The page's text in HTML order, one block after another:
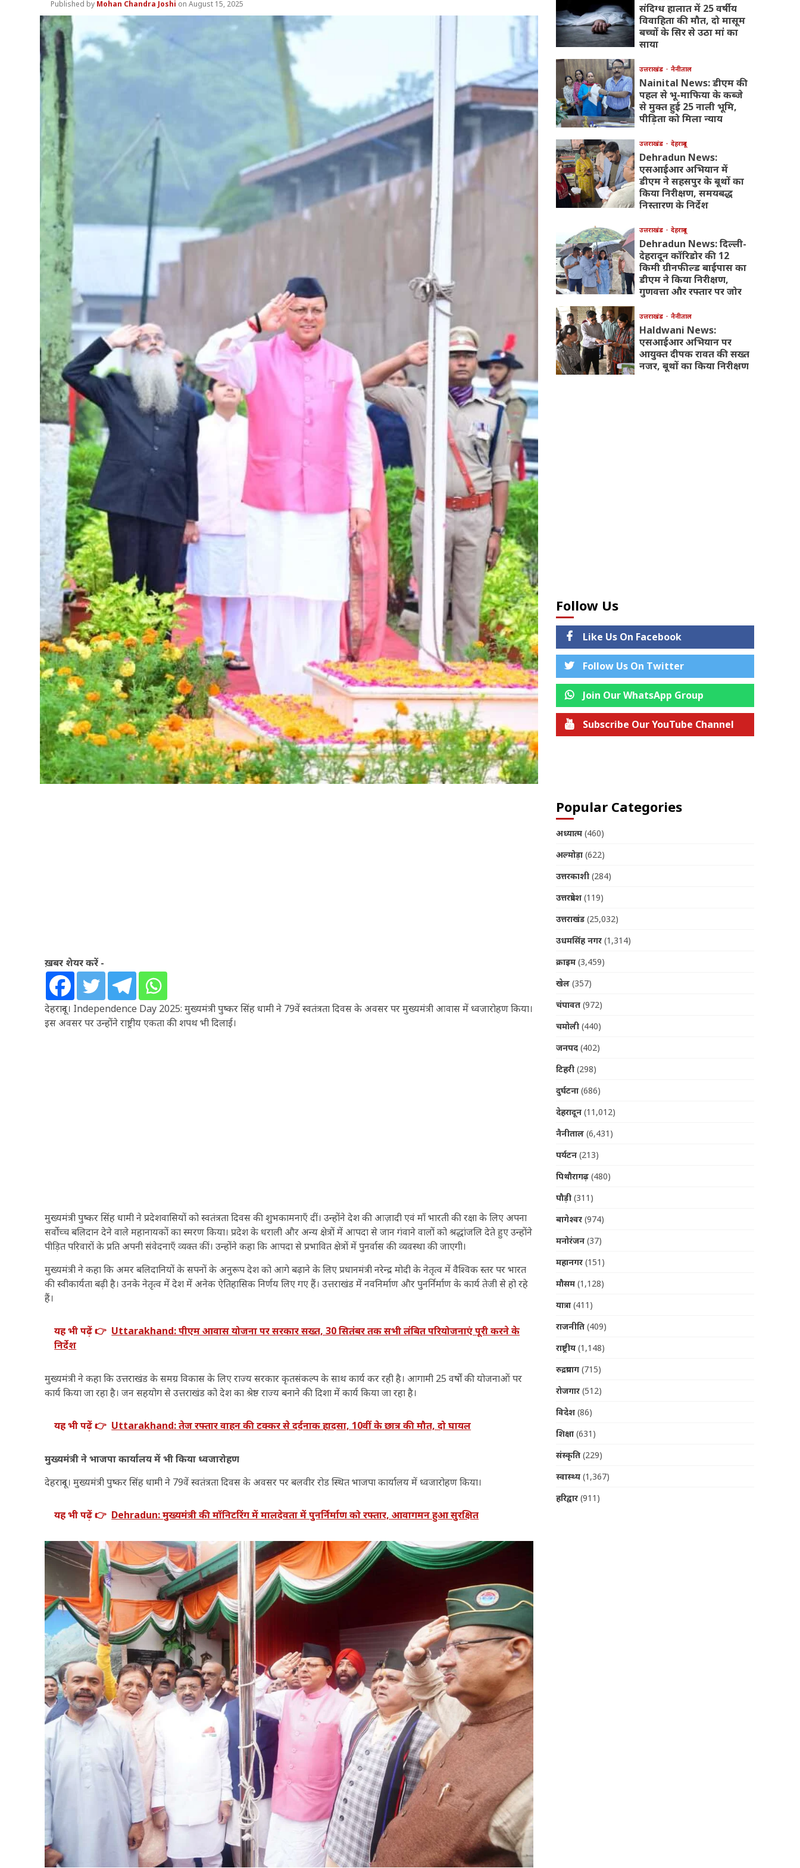
Mohan Chandra Joshi August 15, 2025
ख़बर शेयर करें -
देहरादून। Independence Day 2025: मुख्यमंत्री पुष्कर सिंह धामी ने 79वें स्वतंत्रता दिवस के अवसर पर मुख्यमंत्री आवास में ध्वजारोहण किया।
इस अवसर पर उन्होंने राष्ट्रीय एकता की शपथ भी दिलाई।
मुख्यमंत्री पुष्कर सिंह धामी ने प्रदेशवासियों को स्वतंत्रता दिवस की शुभकामनाएँ दीं। उन्होंने देश की आज़ादी एवं माँ भारती की रक्षा के लिए अपना
सर्वोच्च बलिदान देने वाले महानायकों का स्मरण किया। प्रदेश के धराली और अन्य क्षेत्रों में आपदा से जान गंवाने वालों को श्रद्धांजलि देते हुए उन्होंने
पीड़ित परिवारों के प्रति अपनी संवेदनाएँ व्यक्त कीं। उन्होंने कहा कि आपदा से प्रभावित क्षेत्रों में पुनर्वास की व्यवस्था की जाएगी।
मुख्यमंत्री ने कहा कि अमर बलिदानियों के सपनों के अनुरूप देश को आगे बढ़ाने के लिए प्रधानमंत्री नरेन्द्र मोदी के नेतृत्व में वैश्विक स्तर पर भारत
की स्वीकार्यता बढ़ी है। उनके नेतृत्व में देश में अनेक ऐतिहासिक निर्णय लिए गए हैं। उत्तराखंड में नवनिर्माण और पुनर्निर्माण के कार्य तेजी से हो रहे
हैं।
यह भी पढ़ें 👉 Uttarakhand: पीएम आवास योजना पर सरकार सख्त, 30 सितंबर तक सभी लंबित परियोजनाएं पूरी करने के
निर्देश
मुख्यमंत्री ने कहा कि उत्तराखंड के समग्र विकास के लिए राज्य सरकार कृतसंकल्प के साथ कार्य कर रही है। आगामी 25 वर्षों की योजनाओं पर
कार्य किया जा रहा है। जन सहयोग से उत्तराखंड को देश का श्रेष्ठ राज्य बनाने की दिशा में कार्य किया जा रहा है।
यह भी पढ़ें 👉 Uttarakhand: तेज रफ्तार वाहन की टक्कर से दर्दनाक हादसा, 10वीं के छात्र की मौत, दो घायल
मुख्यमंत्री ने भाजपा कार्यालय में भी किया ध्वजारोहण
देहरादून। मुख्यमंत्री पुष्कर सिंह धामी ने 79वें स्वतंत्रता दिवस के अवसर पर बलवीर रोड स्थित भाजपा कार्यालय में ध्वजारोहण किया।
यह भी पढ़ें 👉 Dehradun: मुख्यमंत्री की मॉनिटरिंग में मालदेवता में पुनर्निर्माण को रफ्तार, आवागमन हुआ सुरक्षित
संदिग्ध हालात में 25 वर्षीय
विवाहिता की मौत, दो मासूम
बच्चों के सिर से उठा मां का
साया
उत्तराखंड नैनीताल
Nainital News: डीएम की
पहल से भू-माफिया के कब्जे
से मुक्त हुई 25 नाली भूमि,
पीड़िता को मिला न्याय
उत्तराखंड देहरादून
Dehradun News:
एसआईआर अभियान में
डीएम ने सहसपुर के बूथों का
किया निरीक्षण, समयबद्ध
निस्तारण के निर्देश
उत्तराखंड देहरादून
Dehradun News: दिल्ली-
देहरादून कॉरिडोर की 12
किमी ग्रीनफील्ड बाईपास का
डीएम ने किया निरीक्षण,
गुणवत्ता और रफ्तार पर जोर
उत्तराखंड नैनीताल
Haldwani News:
एसआईआर अभियान पर
आयुक्त दीपक रावत की सख्त
नजर, बूथों का किया निरीक्षण
Follow Us
Like Us On Facebook
Follow Us On Twitter
Join Our WhatsApp Group
Subscribe Our YouTube Channel
Popular Categories
अध्यात्म(460)
अल्मोड़ा(622)
उत्तरकाशी(284)
उत्तरप्रदेश(119)
उत्तराखंड(25,032)
उधमसिंह नगर(1,314)
क्राइम(3,459)
खेल(357)
चंपावत(972)
चमोली(440)
जनपद(402)
टिहरी(298)
दुर्घटना(686)
देहरादून(11,012)
नैनीताल(6,431)
पर्यटन(213)
पिथौरागढ़(480)
पौड़ी(311)
बागेश्वर(974)
मनोरंजन(37)
महानगर(151)
मौसम(1,128)
यात्रा(411)
राजनीति(409)
राष्ट्रीय(1,148)
रुद्रप्रयाग(715)
रोजगार(512)
विदेश(86)
शिक्षा(631)
संस्कृति(229)
स्वास्थ्य(1,367)
हरिद्वार(911)